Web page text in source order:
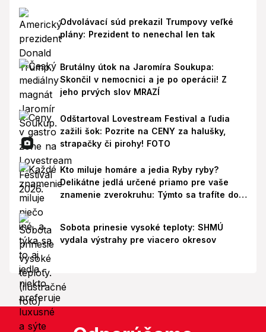
Odvolávací súd prekazil Trumpovy veľké
plány: Prezident to nenechal len tak
Brutálny útok na Jaromíra Soukupa:
Skončil v nemocnici a je po operácii! Z
jeho prvých slov MRAZÍ
Odštartoval Lovestream Festival a ľudia
zažili šok: Pozrite na CENY za halušky,
strapačky či pirohy! FOTO
Kto miluje homáre a jedia Ryby ryby?
Delikátne jedlá určené priamo pre vaše
znamenie zverokruhu: Týmto sa trafíte do
Sobota prinesie vysoké teploty: SHMÚ
vydala výstrahy pre viacero okresov